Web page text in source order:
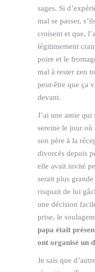
sages. Si
mal se passer,
croisent et que,
légitimement
poire et le
mal à rester zen
peut-être que ça
devant.
J’ai une amie qui
sereine le jour où
son père à la
divorcés depuis
elle avait invité
serait plus
risquait de lui
une décision
prise, le
papa était
ont organisé un
Je sais que